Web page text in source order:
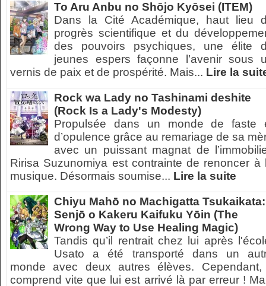
To Aru Anbu no Shōjo Kyōsei (ITEM)
Dans la Cité Académique, haut lieu
progrès scientifique et du
des pouvoirs psychiques, une élite
jeunes espers façonne l’avenir sous
vernis de paix et de prospérité. Mais... Lire la
Rock wa Lady no Tashinami deshite
(Rock Is a Lady's Modesty)
Propulsée dans un monde de faste
d’opulence grâce au remariage de sa
avec un puissant magnat de
Ririsa Suzunomiya est contrainte de renoncer à
musique. Désormais soumise... Lire la suite
Chiyu Mahō no Machigatta Tsukaikata:
Senjō o Kakeru Kaifuku Yōin (The
Wrong Way to Use Healing Magic)
Tandis qu’il rentrait chez lui après
Usato a été transporté dans un
monde avec deux autres élèves.
comprend vite que lui est arrivé là par erreur !